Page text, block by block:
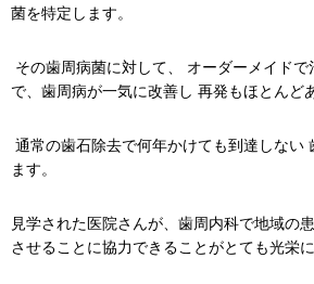
菌を特定します。
その歯周病菌に対して、 オーダーメイド
で、歯周病が一気に改善し 再発もほとんど
通常の歯石除去で何年かけても到達しない
ます。
見学された医院さんが、歯周内科で地域の
させることに協力できることがとても光栄に